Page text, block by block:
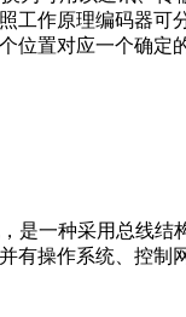
工作原理编码器
置对应一个确
，是一种采用总
有操作系统、控